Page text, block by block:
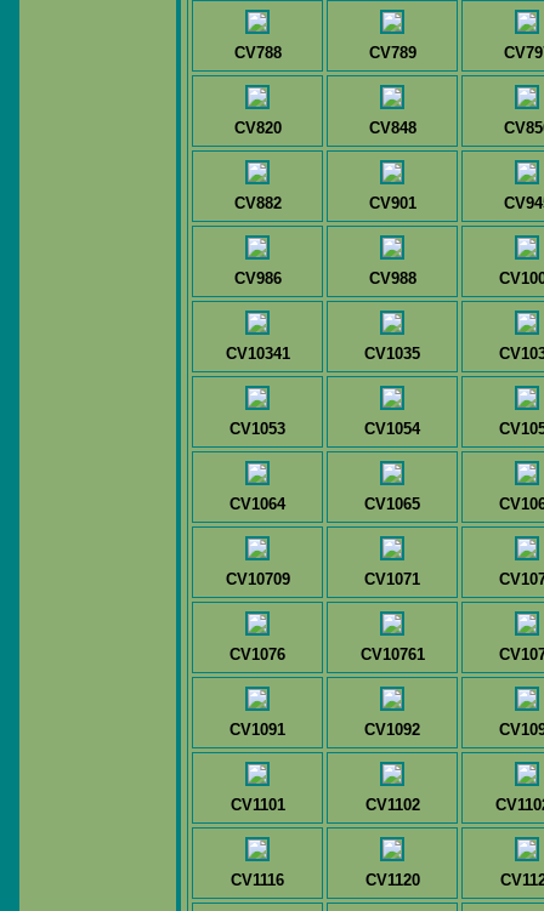
CV788 CV789
CV820 CV848
CV882 CV901
CV986 CV988
CV10341 CV1035
CV1053 CV1054
CV1064 CV1065
CV10709 CV1071
CV1076 CV10761
CV1091 CV1092
CV1101 CV1102
CV1116 CV1120